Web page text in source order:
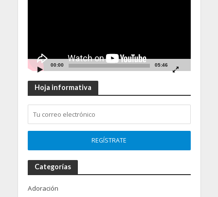
00:00 05:46
Hoja informativa
Categorías
Adoración